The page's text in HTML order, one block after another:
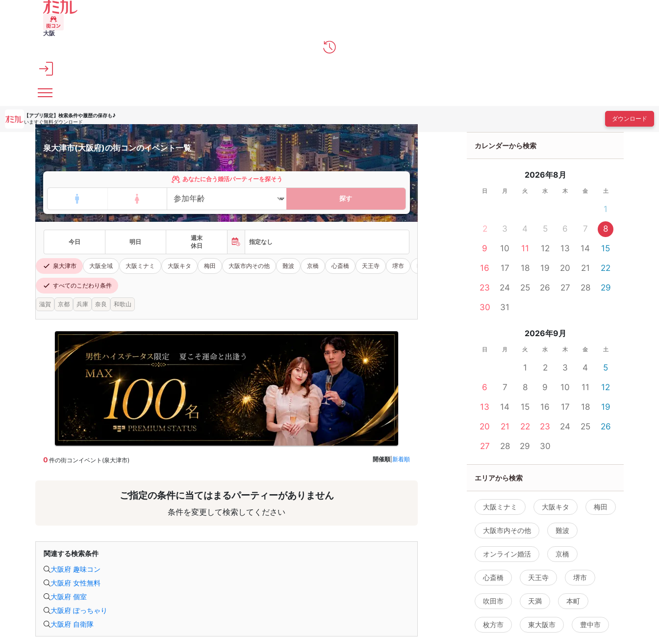
メインコンテンツへスキップ
大阪
【アプリ限定】 検索条件や履歴の保存も♪
いますぐ無料ダウンロード
ダウンロード
泉大津市(大阪府)の街コンのイベント一覧
あなたに合う婚活パーティーを探そう
探す
今日 明日
週末
休日
指定なし
泉大津市 大阪全域 大阪ミナミ 大阪キタ 梅田 大阪市内その他 難波 京橋 心斎橋 天王寺 堺市 吹田市 本町 枚方市 東大阪市 豊中市 泉佐野市
すべてのこだわり条件
滋賀 京都 兵庫 奈良 和歌山
0 件の街コンイベント(泉大津市) 開催順 新着順
ご指定の条件に当てはまるパーティーがありません
条件を変更して検索してください
関連する検索条件
大阪府 趣味コン
大阪府 女性無料
大阪府 個室
大阪府 ぽっちゃり
大阪府 自衛隊
カレンダーから検索
2026年8月
日 月 火 水 木 金 土
1
2
3 4 5 6 7
8
9
10 11 12 13 14
15
16
17 18 19 20 21
22
23
24 25 26 27 28
29
30
31
2026年9月
日 月 火 水 木 金 土
1 2 3 4
5
6
7 8 9 10 11
12
13
14 15 16 17 18
19
20
21 22 23 24 25
26
27
28 29 30
エリアから検索
大阪ミナミ 大阪キタ 梅田
大阪市内その他 難波
オンライン婚活 京橋
心斎橋 天王寺 堺市
吹田市 天満 本町
枚方市 東大阪市 豊中市